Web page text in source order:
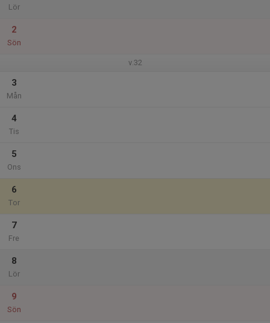
Lör
2
Sön
v.32
3
Mån
4
Tis
5
Ons
6
Tor
7
Fre
8
Lör
9
Sön